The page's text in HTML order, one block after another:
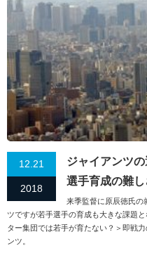
12.21
2018
ジャイアンツ
選手育成の難し
来季監督に原辰徳氏の
ツですが若手選手の育成も大きな課題
ター集団では若手が育たない？＞即戦
ンツ。